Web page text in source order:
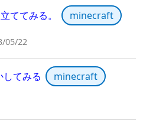
ててみる。
minecraft
05/22
てみる
minecraft